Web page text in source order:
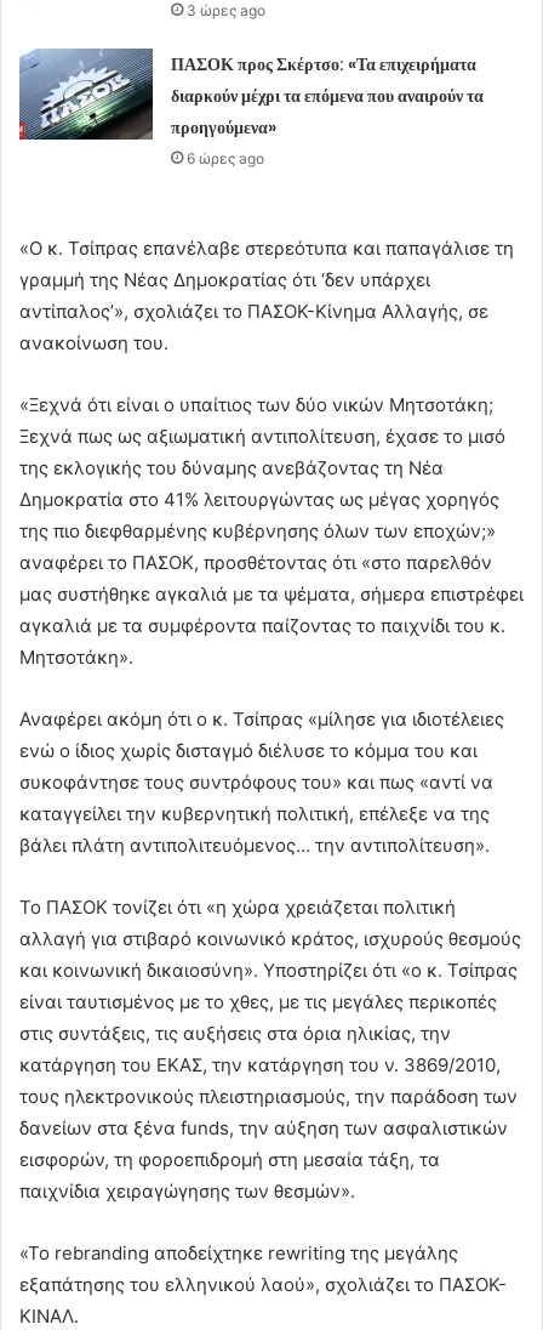
3 ώρες ago
ΠΑΣΟΚ προς Σκέρτσο: «Τα επιχειρήματα
διαρκούν μέχρι τα επόμενα που αναιρούν τα
προηγούμενα»
6 ώρες ago
«Ο κ. Τσίπρας επανέλαβε στερεότυπα και παπαγάλισε τη
γραμμή της Νέας Δημοκρατίας ότι ‘δεν υπάρχει
αντίπαλος’», σχολιάζει το ΠΑΣΟΚ-Κίνημα Αλλαγής, σε
ανακοίνωση του.
«Ξεχνά ότι είναι ο υπαίτιος των δύο νικών Μητσοτάκη;
Ξεχνά πως ως αξιωματική αντιπολίτευση, έχασε το μισό
της εκλογικής του δύναμης ανεβάζοντας τη Νέα
Δημοκρατία στο 41% λειτουργώντας ως μέγας χορηγός
της πιο διεφθαρμένης κυβέρνησης όλων των εποχών;»
αναφέρει το ΠΑΣΟΚ, προσθέτοντας ότι «στο παρελθόν
μας συστήθηκε αγκαλιά με τα ψέματα, σήμερα επιστρέφει
αγκαλιά με τα συμφέροντα παίζοντας το παιχνίδι του κ.
Μητσοτάκη».
Αναφέρει ακόμη ότι ο κ. Τσίπρας «μίλησε για ιδιοτέλειες
ενώ ο ίδιος χωρίς δισταγμό διέλυσε το κόμμα του και
συκοφάντησε τους συντρόφους του» και πως «αντί να
καταγγείλει την κυβερνητική πολιτική, επέλεξε να της
βάλει πλάτη αντιπολιτευόμενος… την αντιπολίτευση».
Το ΠΑΣΟΚ τονίζει ότι «η χώρα χρειάζεται πολιτική
αλλαγή για στιβαρό κοινωνικό κράτος, ισχυρούς θεσμούς
και κοινωνική δικαιοσύνη». Υποστηρίζει ότι «ο κ. Τσίπρας
είναι ταυτισμένος με το χθες, με τις μεγάλες περικοπές
στις συντάξεις, τις αυξήσεις στα όρια ηλικίας, την
κατάργηση του ΕΚΑΣ, την κατάργηση του ν. 3869/2010,
τους ηλεκτρονικούς πλειστηριασμούς, την παράδοση των
δανείων στα ξένα funds, την αύξηση των ασφαλιστικών
εισφορών, τη φοροεπιδρομή στη μεσαία τάξη, τα
παιχνίδια χειραγώγησης των θεσμών».
«Το rebranding αποδείχτηκε rewriting της μεγάλης
εξαπάτησης του ελληνικού λαού», σχολιάζει το ΠΑΣΟΚ-
ΚΙΝΑΛ.